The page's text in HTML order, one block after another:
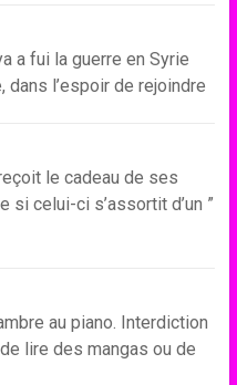
a fui la guerre en Syrie
l’espoir de rejoindre
le cadeau de ses
si celui-ci s’assortit d’un ”
au piano. Interdiction
lire des mangas ou de